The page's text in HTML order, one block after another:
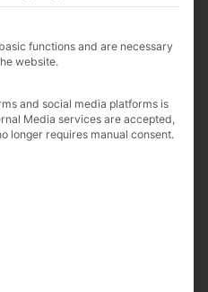
Gruppen, für die eine
functions and are necessary
website.
and social media platforms is
Media services are accepted,
longer requires manual consent.